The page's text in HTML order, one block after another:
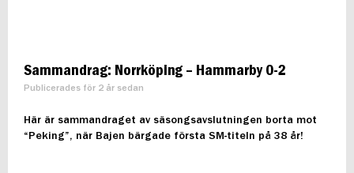
Sammandrag: Norrköping – Hammarby 0-2
Publicerades för 2 år sedan
Här är sammandraget av säsongsavslutningen borta mot
“Peking”, när Bajen bärgade första SM-titeln på 38 år!